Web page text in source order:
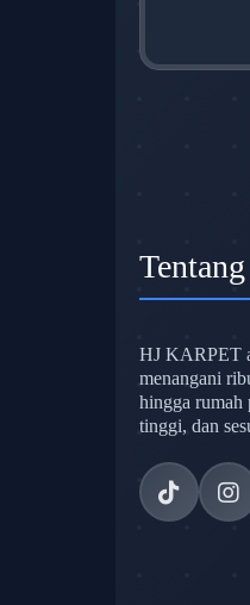
HJ KARPET
menangani
hingga rumah
tinggi, dan